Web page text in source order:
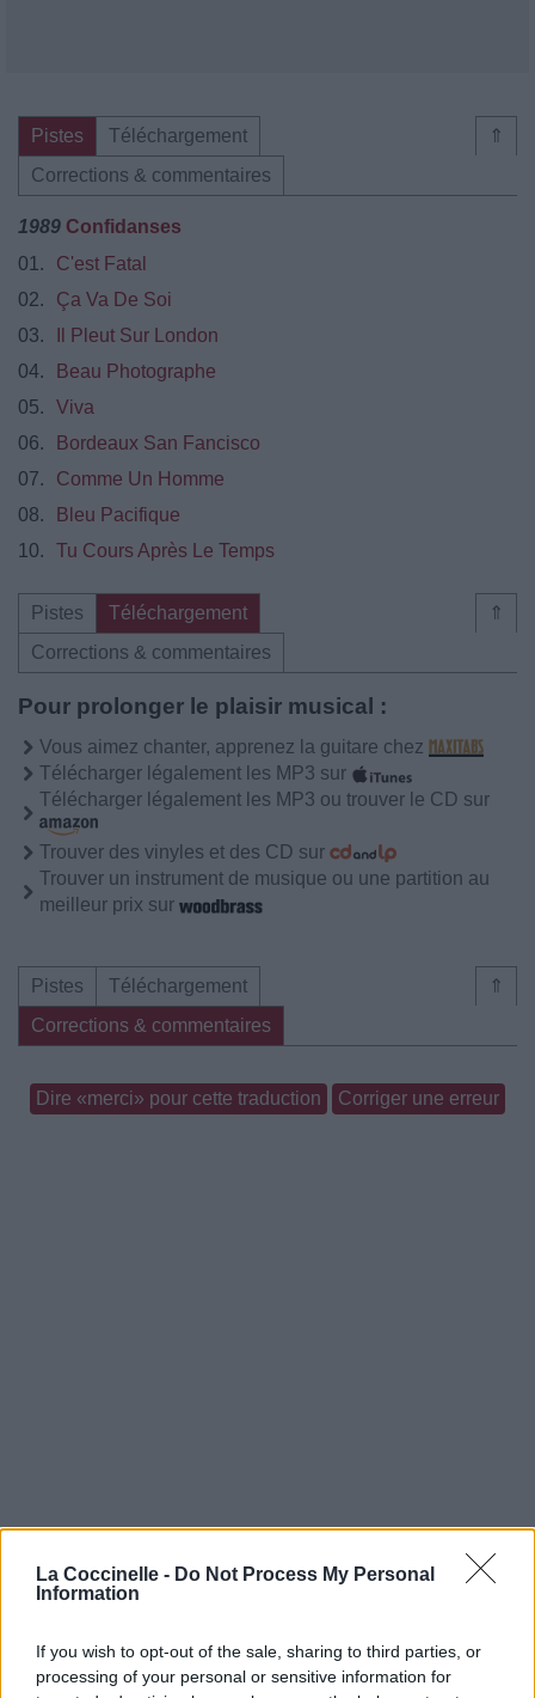
La Coccinelle - Do Not Process My Personal
Information
If you wish to opt-out of the sale, sharing to third parties, or
processing of your personal or sensitive information for
⇑
Pistes
Téléchargement
Corrections & commentaires
1989 Confidanses
01.
C'est Fatal
02.
Ça Va De Soi
03.
Il Pleut Sur London
04.
Beau Photographe
05.
Viva
06.
Bordeaux San Fancisco
07.
Comme Un Homme
08.
Bleu Pacifique
10.
Tu Cours Après Le Temps
⇑
Pistes
Téléchargement
Corrections & commentaires
Pour prolonger le plaisir musical :
Vous aimez chanter, apprenez la guitare chez
Télécharger légalement les MP3 sur
Télécharger légalement les MP3 ou trouver le CD sur
Trouver des vinyles et des CD sur
Trouver un instrument de musique ou une partition au
meilleur prix sur
⇑
Pistes
Téléchargement
Corrections & commentaires
Dire «merci» pour cette traduction Corriger une erreur